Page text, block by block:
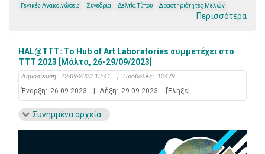
Γενικές Ανακοινώσεις Συνέδρια Δελτία Τύπου Δραστηριότητες Μελών
Περισσότερα
HAL@TTT: Το Hub of Art Laboratories συμμετέχει στο
TTT 2023 [Μάλτα, 26-29/09/2023]
Δημοσίευση: 22-09-2023 13:41 | Προβολές: 12479
Έναρξη: 26-09-2023 Λήξη: 29-09-2023 [Έληξε]
Συνημμένα αρχεία